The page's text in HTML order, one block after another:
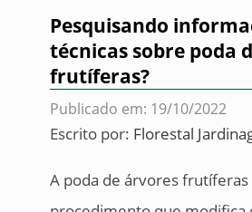
Pesquisando
técnicas sobre poda
frutíferas?
Publicado em: 19/10/2022
Escrito por: Florestal
A poda de árvores frutíferas